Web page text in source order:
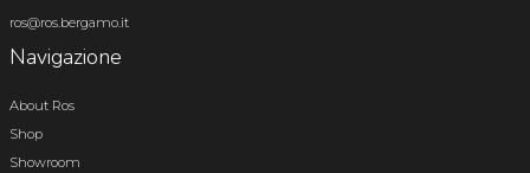
ros@ros.bergamo.it
Navigazione
About Ros
Shop
Showroom